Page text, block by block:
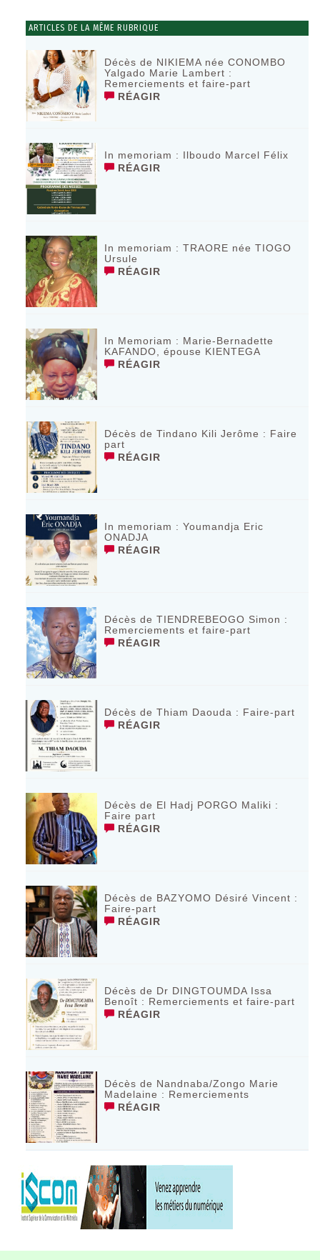
ARTICLES DE LA MÊME RUBRIQUE
Décès de NIKIEMA née CONOMBO
Yalgado Marie Lambert :
Remerciements et faire-part
RÉAGIR
In memoriam : Ilboudo Marcel Félix
RÉAGIR
In memoriam : TRAORE née TIOGO
Ursule
RÉAGIR
In Memoriam : Marie-Bernadette
KAFANDO, épouse KIENTEGA
RÉAGIR
Décès de Tindano Kili Jerôme : Faire
part
RÉAGIR
In memoriam : Youmandja Eric
ONADJA
RÉAGIR
Décès de TIENDREBEOGO Simon :
Remerciements et faire-part
RÉAGIR
Décès de Thiam Daouda : Faire-part
RÉAGIR
Décès de El Hadj PORGO Maliki :
Faire part
RÉAGIR
Décès de BAZYOMO Désiré Vincent :
Faire-part
RÉAGIR
Décès de Dr DINGTOUMDA Issa
Benoît : Remerciements et faire-part
RÉAGIR
Décès de Nandnaba/Zongo Marie
Madelaine : Remerciements
RÉAGIR